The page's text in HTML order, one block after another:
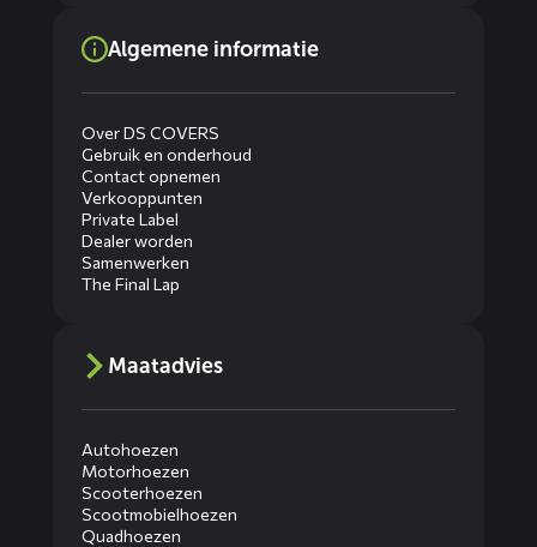
Algemene informatie
Over DS COVERS
Gebruik en onderhoud
Contact opnemen
Verkooppunten
Private Label
Dealer worden
Samenwerken
The Final Lap
Maatadvies
Autohoezen
Motorhoezen
Scooterhoezen
Scootmobielhoezen
Quadhoezen